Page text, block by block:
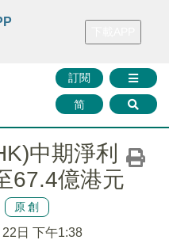
財華證券 媒體矩陣
訂閱
简
中期淨利
67.4億港元
原創
日 下午1:38